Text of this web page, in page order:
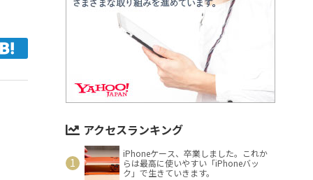
アクセスランキング
iPhoneケース、卒業しました。これか
らは最高に使いやすい「iPhoneバッ
ク」で生きていきます。